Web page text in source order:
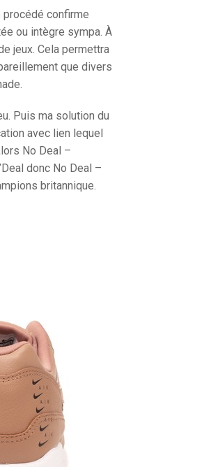
procédé confirme
ou intègre sympa. À
jeux. Cela permettra
que divers
Puis ma solution du
avec lien lequel
No Deal –
donc No Deal –
britannique.